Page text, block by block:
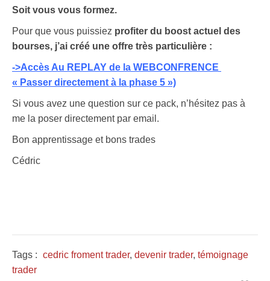
Soit vous vous formez.
Pour que vous puissiez profiter du boost actuel des
bourses, j’ai créé une offre très particulière :
->Accès Au REPLAY de la WEBCONFRENCE
« Passer directement à la phase 5 »)
Si vous avez une question sur ce pack, n’hésitez pas à
me la poser directement par email.
Bon apprentissage et bons trades
Cédric
Tags : cedric froment trader, devenir trader, témoignage
trader